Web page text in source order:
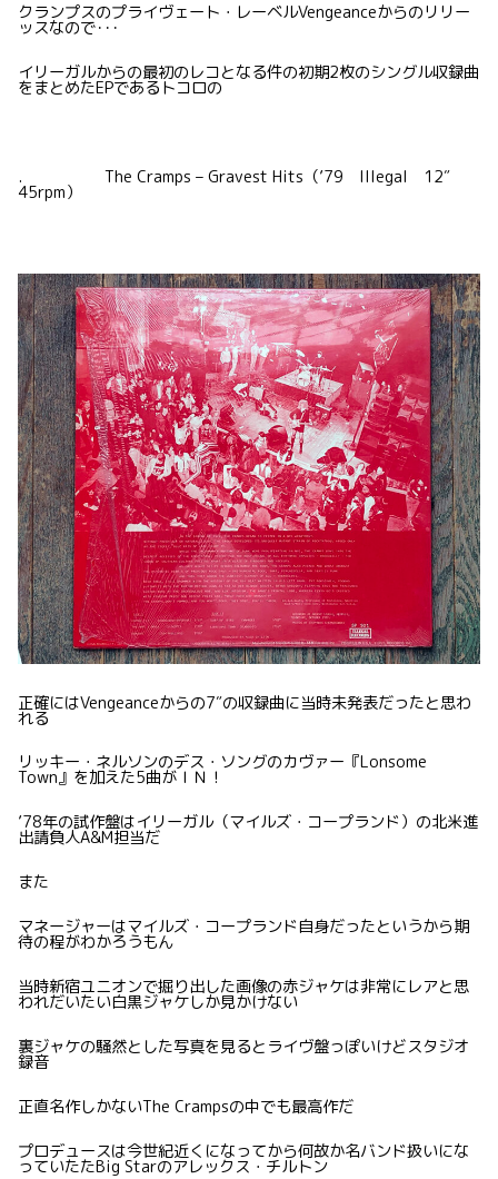
クランプスのプライヴェート・レーベルVengeanceからのリリー
ッスなので･･･
イリーガルからの最初のレコとなる件の初期2枚のシングル収録曲
をまとめたEPであるトコロの
. The Cramps – Gravest Hits（’79 Illegal 12″
45rpm）
正確にはVengeanceからの7″の収録曲に当時未発表だったと思わ
れる
リッキー・ネルソンのデス・ソングのカヴァー『Lonsome
Town』を加えた5曲がＩＮ！
’78年の試作盤はイリーガル（マイルズ・コープランド）の北米進
出請負人A&M担当だ
また
マネージャーはマイルズ・コープランド自身だったというから期
待の程がわかろうもん
当時新宿ユニオンで掘り出した画像の赤ジャケは非常にレアと思
われだいたい白黒ジャケしか見かけない
裏ジャケの騒然とした写真を見るとライヴ盤っぽいけどスタジオ
録音
正直名作しかないThe Crampsの中でも最高作だ
プロデュースは今世紀近くになってから何故か名バンド扱いにな
っていたたBig Starのアレックス・チルトン